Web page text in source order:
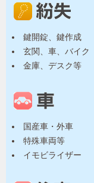
鍵開錠、鍵作成
玄関、車、バイク
金庫、デスク等
国産車・外車
特殊車両等
イモビライザー